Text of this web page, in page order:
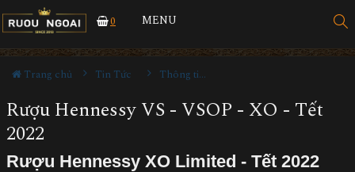
0 MENU
Trang chủ Tin Tức Thông tin Rượu ngoại
Rượu Hennessy VS - VSOP - XO - Tết
2022
Rượu Hennessy XO Limited - Tết 2022